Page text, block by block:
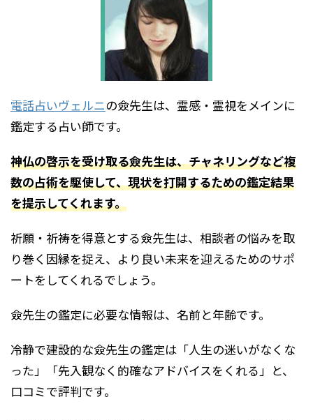
電話占いヴェルニの僉先生は、霊感・霊視をメインに
鑑定する占い師です。
神仏の啓示を受け取る僉先生は、チャネリングなど複
数の占術を駆使して、現状を打開するための鑑定結果
を提示してくれます。
祈願・祈祷を得意とする僉先生は、相談者の悩みを取
り巻く因縁を捉え、より良い未来を迎えるためのサポ
ートをしてくれるでしょう。
僉先生の鑑定に必要な情報は、名前と年齢です。
冷静で建設的な僉先生の鑑定は「人生の迷いがなくな
った」「先入観なく的確なアドバイスをくれる」と、
口コミで評判です。